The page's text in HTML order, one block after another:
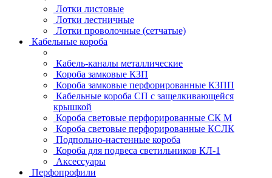
Лотки листовые
Лотки лестничные
Лотки проволочные (сетчатые)
Кабельные короба
Кабель-каналы металлические
Короба замковые КЗП
Короба замковые перфорированные КЗПП
Кабельные короба СП с защелкивающейся
крышкой
Короба световые перфорированные СК М
Короба световые перфорированные КСЛК
Подпольно-настенные короба
Короба для подвеса светильников КЛ-1
Аксессуары
Перфопрофили